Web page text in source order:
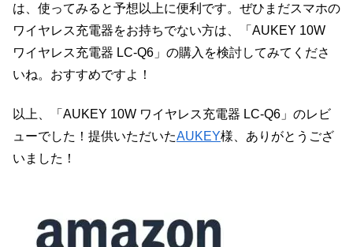
は、使ってみると予想以上に便利です。ぜひまだスマホの
ワイヤレス充電器をお持ちでない方は、「AUKEY 10W
ワイヤレス充電器 LC-Q6」の購入を検討してみてくださ
いね。おすすめですよ！
以上、「AUKEY 10W ワイヤレス充電器 LC-Q6」のレビ
ューでした！提供いただいたAUKEY様、ありがとうござ
いました！